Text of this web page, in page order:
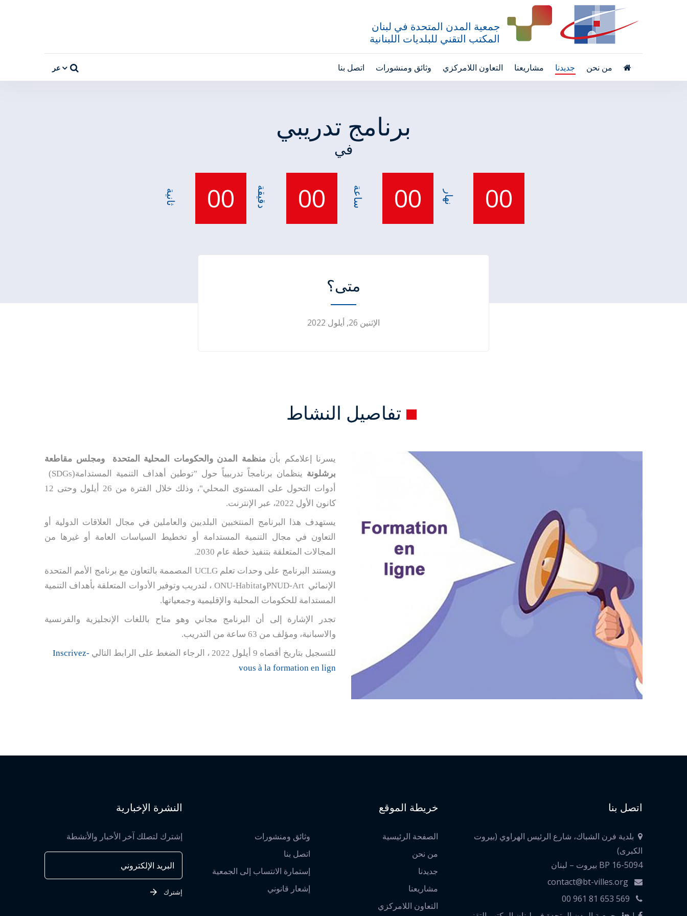
جمعية المدن المتحدة في لبنان
المكتب التقني للبلديات اللبنانية
من نحن جديدنا مشاريعنا التعاون اللامركزي وثائق ومنشورات اتصل بنا عر
برنامج تدريبي
في
00 نهار 00 ساعة 00 دقيقة 00 ثانية
متى؟
الإثنين 26, أيلول 2022
تفاصيل النشاط
يسرنا إعلامكم بأنمنظمة المدن والحكومات المحلية المتحدة
ومجلس مقاطعة
برشلونة ينظمان برنامجاً تدربيياً حول "توطين أهداف التنمية المستدامة(SDGs)
أدوات التحول على المستوى المحلي"، وذلك خلال الفترة من 26 أيلول وحتى 12
كانون الأول 2022، عبر الإنترنت.
يستهدف هذا البرنامج المنتخبين البلديين والعاملين في مجال العلاقات الدولية أو
التعاون في مجال التنمية المستدامة أو تخطيط السياسات العامة أو غيرها من
المجالات المتعلقة بتنفيذ خطة عام 2030.
ويستند البرنامج على وحدات تعلم UCLG المصممة بالتعاون مع برنامج الأمم المتحدة
الإنمائي PNUD-ArtوONU-Habitat ، لتدريب وتوفير الأدوات المتعلقة بأهداف التنمية
المستدامة للحكومات المحلية والإقليمية وجمعياتها.
تجدر الإشارة إلى أن البرنامج مجاني وهو متاح باللغات الإنجليزية والفرنسية
والاسبانية، ومؤلف من 63 ساعة من التدريب.
للتسجيل بتاريخ أقصاه 9 أيلول 2022 ، الرجاء الضغط على الرابط التالي
Inscrivez-
vous à la formation en lign
اتصل بنا
بلدية فرن الشباك، شارع الرئيس الهراوي (بيروت
الكبرى)
BP 16-5094 بيروت – لبنان
00 961 81 653 569
خريطة الموقع
الصفحة الرئيسية
من نحن
جديدنا
مشاريعنا
التعاون اللامركزي
وثائق ومنشورات
اتصل بنا
إستمارة الانتساب إلى الجمعية
إشعار قانوني
النشرة الإخبارية
إشترك لتصلك آخر الأخبار والأنشطة
إشترك